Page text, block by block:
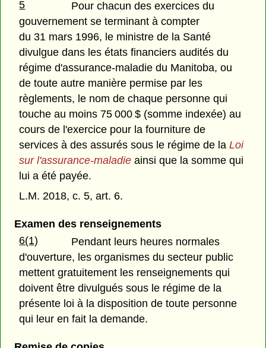
5
Pour chacun des exercices du
gouvernement se terminant à compter
du 31 mars 1996, le ministre de la Santé
divulgue dans les états financiers audités du
régime d'assurance-maladie du Manitoba, ou
de toute autre manière permise par les
règlements, le nom de chaque personne qui
touche au moins 75 000 $ (somme indexée) au
cours de l'exercice pour la fourniture de
services à des assurés sous le régime de laLoi
sur l'assurance-maladie ainsi que la somme qui
lui a été payée.
L.M. 2018, c. 5, art. 6.
Examen des renseignements
6(1)
Pendant leurs heures normales
d'ouverture, les organismes du secteur public
mettent gratuitement les renseignements qui
doivent être divulgués sous le régime de la
présente loi à la disposition de toute personne
qui leur en fait la demande.